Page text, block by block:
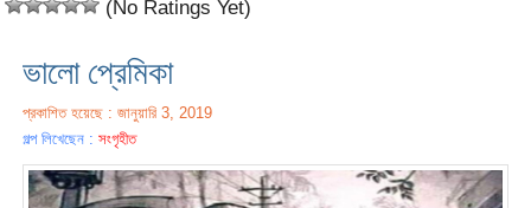
(No Ratings Yet)
ভালো প্রেমিকা
প্রকাশিত হয়েছে : জানুয়ারি 3, 2019
গল্প লিখেছেন :সংগৃহীত